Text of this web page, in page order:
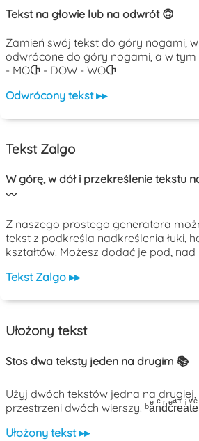
Tekst na głowie lub na odwrót 🙃
Zamień swój tekst do góry nogami,
odwrócone do góry nogami, a w tym
- MOႧ - DOW - WOႧ
Odwrócony tekst ▸▸
Tekst Zalgo
W górę, w dół i przekreślenie tekstu
〰️
Z naszego prostego generatora
tekst z podkreśla nadkreślenia łuki,
kształtów. Możesz dodać je pod,
Tekst Zalgo ▸▸
Ułożony tekst
Stos dwa teksty jeden na drugim 📚
Użyj dwóch tekstów jedna na
przestrzeni dwóch wierszy. ᵇaͤnͨdͬcͤrͣeͭaͥtͮeͤ
Ułożony tekst ▸▸